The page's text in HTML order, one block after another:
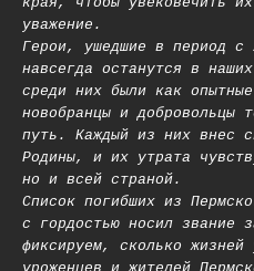
уважение.
Герои, ушедшие в период с
навсегда останутся в
среди них были как
новобранцы и добровольцы
путь. Каждый из них внес
Родины, и их утрата
но и всей страной.
Список погибших из
с гордостью носил звание
фиксируем, сколько жизней